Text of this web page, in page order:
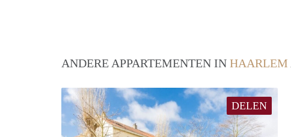
ANDERE APPARTEMENTEN IN HAARLEM
DELEN